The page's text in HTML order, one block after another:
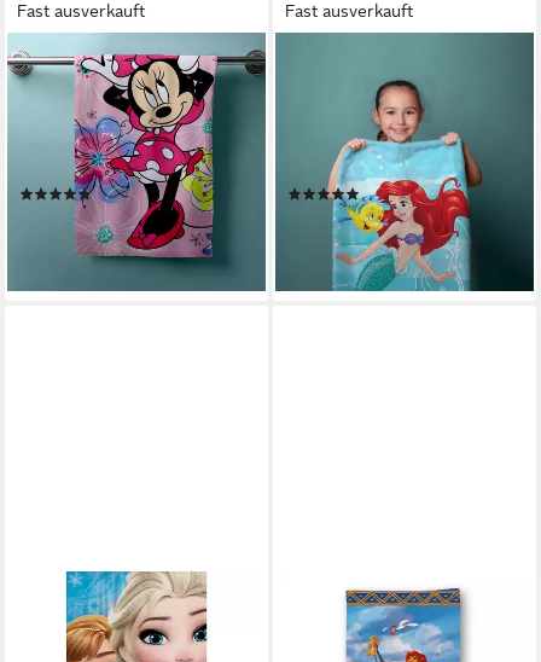
Fast ausverkauft
JERRY FABRICS
Handtücher Disney Minnie
Mouse Duschtuch Strandtuch
Badetuch 70 x 140 cm, (1
Duschtuch, 1-St), Langlebig
(1)
17,98 € UVP 23,98 €
lieferbar - in 2-3 Werktagen bei dir
Fast ausverkauft
Handtücher Disney Arielle
Duschtuch Badetuch
Strandtuch 70 x 140cm, (1
Duschtuch, 1-St), Langlebig
(1)
ab 17,98 € UVP26,98 €
lieferbar - in 2-3 Werktagen bei dir
DISNEY
Strandtücher Frozen
Handtuch Kinder Badetuch
Strandtuch Lion King
Mikrofaser Badetuch 70 ×